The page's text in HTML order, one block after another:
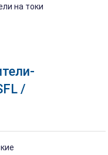
/
на токи